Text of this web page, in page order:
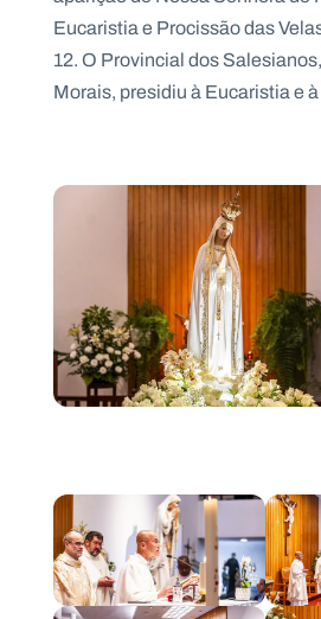
Eucaristia e Procissão das
12. O Provincial dos
Morais, presidiu à Eucaristia e
s
.
p
t
g o
s
N
e
w
s
e